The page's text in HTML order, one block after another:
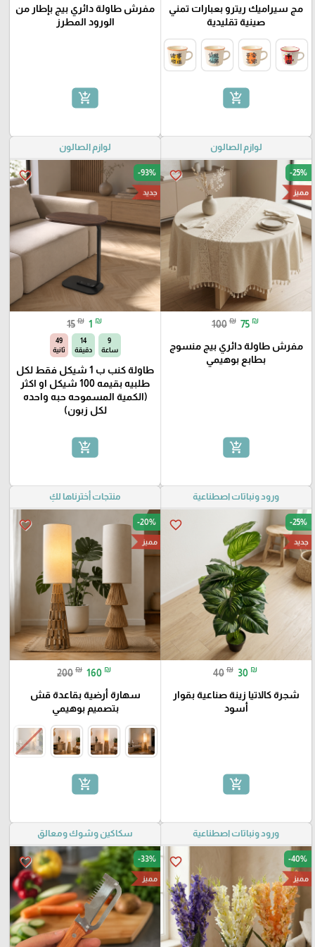
مج سيراميك ريترو بعبارات تمني
صينية تقليدية
add_shopping_cart
مفرش طاولة دائري بيج بإطار من
الورود المطرز
add_shopping_cart
لوازم الصالون
favorite_border -25%
مميز
100 ₪ 75 ₪
مفرش طاولة دائري بيج منسوج
بطابع بوهيمي
add_shopping_cart
لوازم الصالون
favorite_border -93%
جديد
15 ₪ 1 ₪
9
ساعة
14
دقيقة
48
ثانية
طاولة كنب ب 1 شيكل فقط لكل
طلبيه بقيمه 100 شيكل او اكثر
(الكمية المسموحه حبه واحده
لكل زبون)
add_shopping_cart
ورود ونباتات اصطناعية
favorite_border -25%
جديد
40 ₪ 30 ₪
شجرة كالاتيا زينة صناعية بقوار
أسود
add_shopping_cart
منتجات أخترناها لكِ
favorite_border -20%
مميز
200 ₪ 160 ₪
سهارة أرضية بقاعدة قش
بتصميم بوهيمي
add_shopping_cart
ورود ونباتات اصطناعية
favorite_border -40%
مميز
سكاكين وشوك ومعالق
favorite_border -33%
مميز